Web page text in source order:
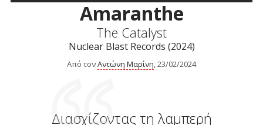
Amaranthe
The Catalyst
Nuclear Blast Records (2024)
Από τονΑντώνη Μαρίνη, 23/02/2024
Διασχίζοντας τη λαμπερή